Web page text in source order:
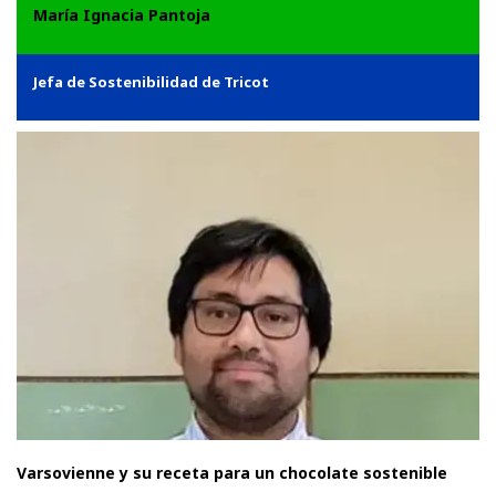
María Ignacia Pantoja
Jefa de Sostenibilidad de Tricot
Varsovienne y su receta para un chocolate sostenible